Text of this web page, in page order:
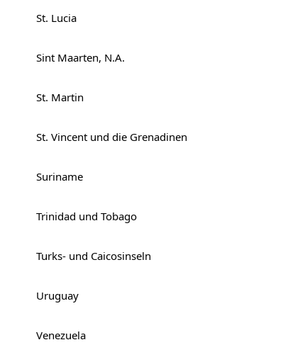
St. Lucia
Sint Maarten, N.A.
St. Martin
St. Vincent und die Grenadinen
Suriname
Trinidad und Tobago
Turks- und Caicosinseln
Uruguay
Venezuela